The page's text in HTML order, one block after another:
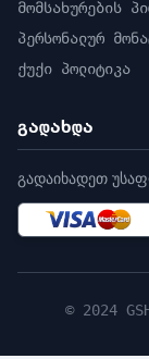
მომსახურების
პერსონალურ
ქუქი პოლიტიკა
გადახდა
გადაიხადეთ
© 2024